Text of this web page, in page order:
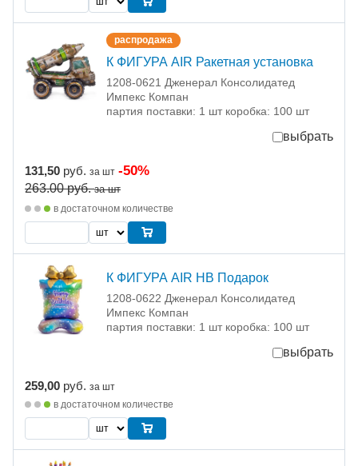
распродажа
К ФИГУРА AIR Ракетная установка
1208-0621 Дженерал Консолидатед
Импекс Компан
партия поставки: 1 шт коробка: 100 шт
выбрать
131,50 руб. за шт -50%
263.00руб. за шт
в достаточном количестве
К ФИГУРА AIR HB Подарок
1208-0622 Дженерал Консолидатед
Импекс Компан
партия поставки: 1 шт коробка: 100 шт
выбрать
259,00 руб. за шт
в достаточном количестве